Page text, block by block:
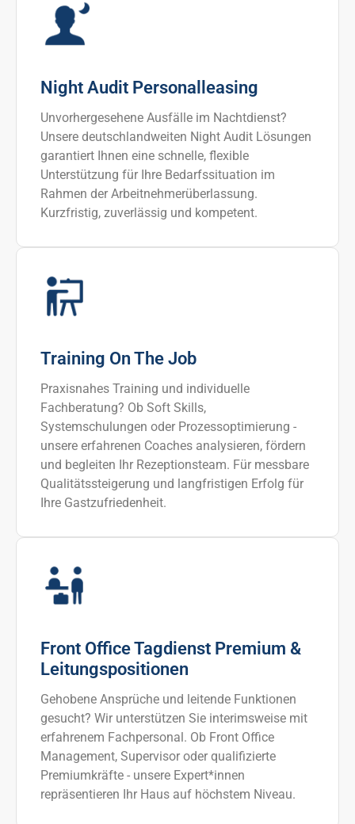
Night Audit Personalleasing
Unvorhergesehene Ausfälle im Nachtdienst?
Unsere deutschlandweiten Night Audit Lösungen
garantiert Ihnen eine schnelle, flexible
Unterstützung für Ihre Bedarfssituation im
Rahmen der Arbeitnehmerüberlassung.
Kurzfristig, zuverlässig und kompetent.
Training On The Job
Praxisnahes Training und individuelle
Fachberatung? Ob Soft Skills,
Systemschulungen oder Prozessoptimierung -
unsere erfahrenen Coaches analysieren, fördern
und begleiten Ihr Rezeptionsteam. Für messbare
Qualitätssteigerung und langfristigen Erfolg für
Ihre Gastzufriedenheit.
Front Office Tagdienst Premium &
Leitungspositionen
Gehobene Ansprüche und leitende Funktionen
gesucht? Wir unterstützen Sie interimsweise mit
erfahrenem Fachpersonal. Ob Front Office
Management, Supervisor oder qualifizierte
Premiumkräfte - unsere Expert*innen
repräsentieren Ihr Haus auf höchstem Niveau.